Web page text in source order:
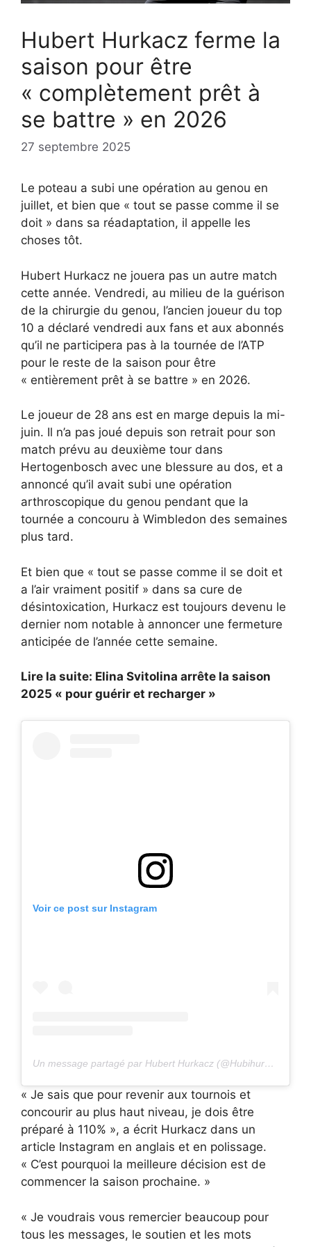
Hubert Hurkacz ferme la
saison pour être
« complètement prêt à
se battre » en 2026
27 septembre 2025
Le poteau a subi une opération au genou en
juillet, et bien que « tout se passe comme il se
doit » dans sa réadaptation, il appelle les
choses tôt.
Hubert Hurkacz ne jouera pas un autre match
cette année. Vendredi, au milieu de la guérison
de la chirurgie du genou, l’ancien joueur du top
10 a déclaré vendredi aux fans et aux abonnés
qu’il ne participera pas à la tournée de l’ATP
pour le reste de la saison pour être
« entièrement prêt à se battre » en 2026.
Le joueur de 28 ans est en marge depuis la mi-
juin. Il n’a pas joué depuis son retrait pour son
match prévu au deuxième tour dans
Hertogenbosch avec une blessure au dos, et a
annoncé qu’il avait subi une opération
arthroscopique du genou pendant que la
tournée a concouru à Wimbledon des semaines
plus tard.
Et bien que « tout se passe comme il se doit et
a l’air vraiment positif » dans sa cure de
désintoxication, Hurkacz est toujours devenu le
dernier nom notable à annoncer une fermeture
anticipée de l’année cette semaine.
Lire la suite: Elina Svitolina arrête la saison
2025 « pour guérir et recharger »
Voir ce post sur Instagram
Un message partagé par Hubert Hurkacz (@Hubihurkacz)
« Je sais que pour revenir aux tournois et
concourir au plus haut niveau, je dois être
préparé à 110% », a écrit Hurkacz dans un
article Instagram en anglais et en polissage.
« C’est pourquoi la meilleure décision est de
commencer la saison prochaine. »
« Je voudrais vous remercier beaucoup pour
tous les messages, le soutien et les mots